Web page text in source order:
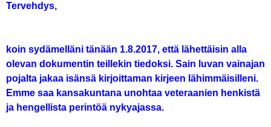
Tervehdys,
koin sydämelläni tänään 1.8.2017, että lähettäisin alla
olevan dokumentin teillekin tiedoksi. Sain luvan vainajan
pojalta jakaa isänsä kirjoittaman kirjeen lähimmäisilleni.
Emme saa kansakuntana unohtaa veteraanien henkistä
ja hengellista perintöä nykyajassa.